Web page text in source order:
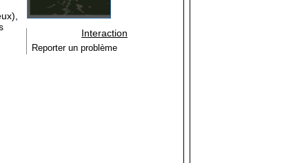
Interaction
Reporter un problème